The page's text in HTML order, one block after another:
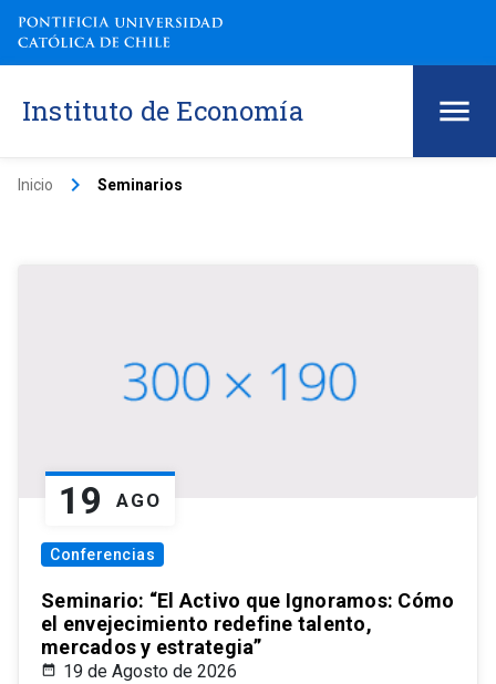
Instituto de Economía
Inicio keyboard_arrow_right Seminarios
19 AGO
Conferencias
Seminario: “El Activo que Ignoramos: Cómo
el envejecimiento redefine talento,
mercados y estrategia”
19 de Agosto de 2026